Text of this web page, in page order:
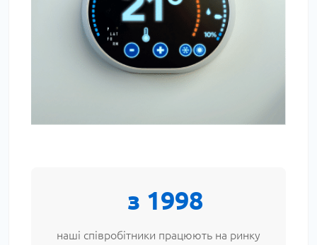
з 1998
наші співробітники працюють на ринку